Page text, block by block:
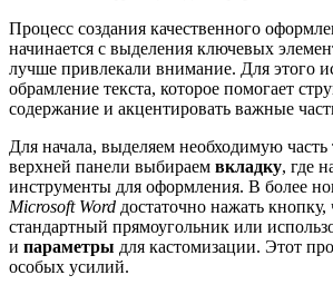
Процесс создания качественного
начинается с выделения ключевых
лучше привлекали внимание. Для этого
обрамление текста, которое помогает
содержание и акцентировать важные
Для начала, выделяем необходимую часть
верхней панели выбираем вкладку, где
инструменты для оформления. В более
Microsoft Word достаточно нажать кнопку,
стандартный прямоугольник или
и параметры для кастомизации. Этот
особых усилий.